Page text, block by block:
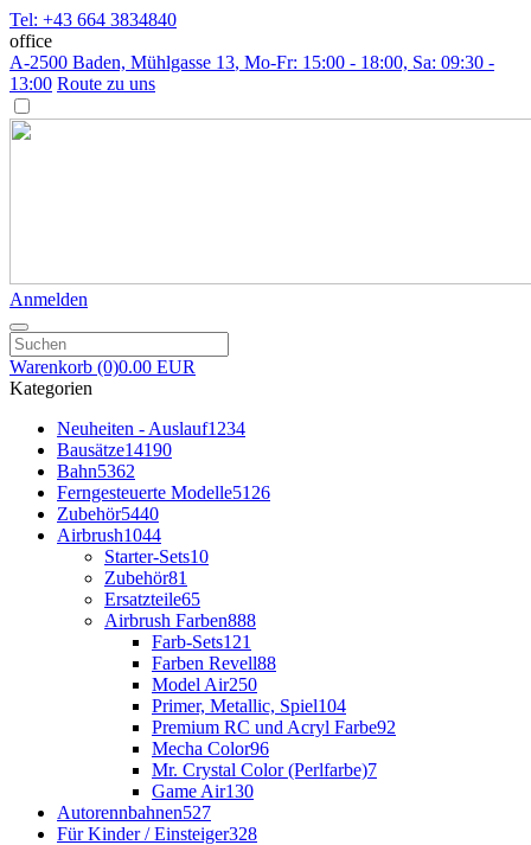
Tel: +43 664 3834840
office
A-2500 Baden, Mühlgasse 13, Mo-Fr: 15:00 - 18:00, Sa: 09:30 -
13:00 Route zu uns
Anmelden
Warenkorb (0)0.00 EUR
Kategorien
Neuheiten - Auslauf1234
Bausätze14190
Bahn5362
Ferngesteuerte Modelle5126
Zubehör5440
Airbrush1044
Starter-Sets10
Zubehör81
Ersatzteile65
Airbrush Farben888
Farb-Sets121
Farben Revell88
Model Air250
Primer, Metallic, Spiel104
Premium RC und Acryl Farbe92
Mecha Color96
Mr. Crystal Color (Perlfarbe)7
Game Air130
Autorennbahnen527
Für Kinder / Einsteiger328